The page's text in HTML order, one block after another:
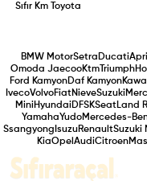
Sıfır Km
Toyota
BMW MotorSetra Ducati
Omoda JaecooKtmTriumph
Ford KamyonDaf Kamyon
IvecoVolvoFiatNieveSuzuki
Mini Hyundai DFSKSeatLand
YamahaYudoMercedes-
Ssangyong IsuzuRenaultSuzuki
KiaOpel AudiCitroen